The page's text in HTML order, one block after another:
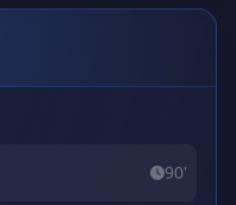
90'